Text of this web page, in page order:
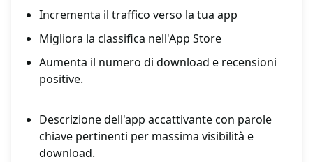
Incrementa il traffico verso la tua app
Migliora la classifica nell'App Store
Aumenta il numero di download e recensioni
positive.
Descrizione dell'app accattivante con parole
chiave pertinenti per massima visibilità e
download.